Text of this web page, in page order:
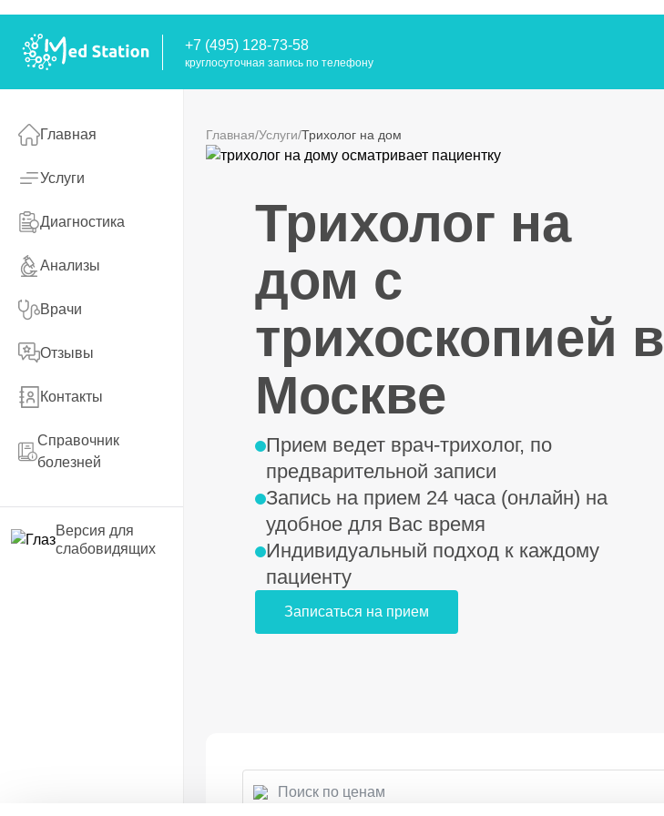
+7 (495) 128-73-58
круглосуточная запись по телефону
Главная
Услуги
Диагностика
Анализы
Врачи
Отзывы
Контакты
Справочник
болезней
Версия для
слабовидящих
Главная Услуги Трихолог на дом
Трихолог на
дом с
трихоскопией в
Москве
Прием ведет врач-трихолог, по
предварительной записи
Запись на прием 24 часа (онлайн) на
удобное для Вас время
Индивидуальный подход к каждому
пациенту
Записаться на прием